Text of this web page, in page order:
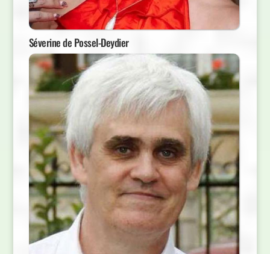
Séverine de Possel-Deydier